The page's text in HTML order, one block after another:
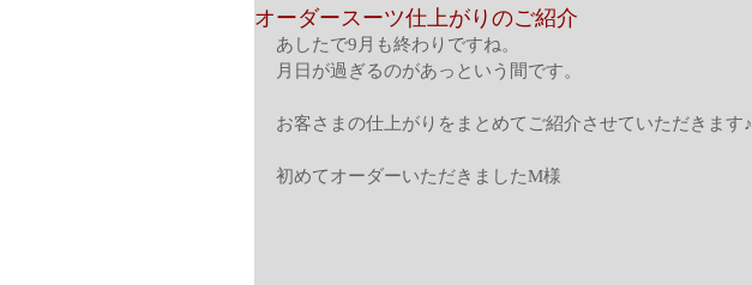
オーダースーツ仕上がりのご紹介
あしたで9月も終わりですね。
月日が過ぎるのがあっという間です。
お客さまの仕上がりをまとめてご紹介させていただきます♪
初めてオーダーいただきましたM様